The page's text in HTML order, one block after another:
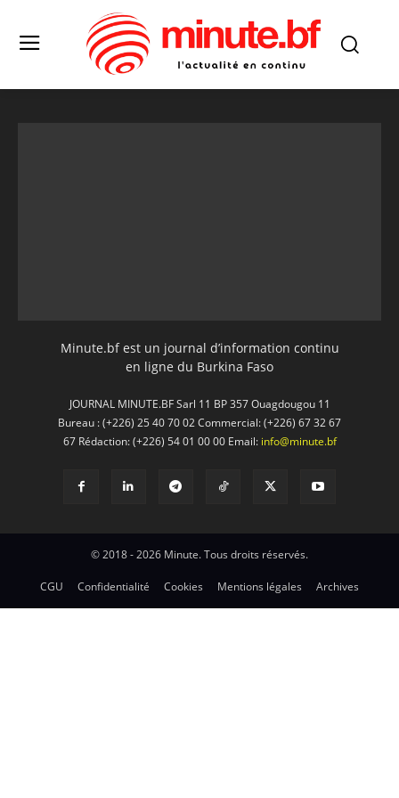
Minute.bf est un journal d’information continu
en ligne du Burkina Faso
JOURNAL MINUTE.BF Sarl 11 BP 357 Ouagdougou 11
Bureau : (+226) 25 40 70 02 Commercial: (+226) 67 32 67
67 Rédaction: (+226) 54 01 00 00 Email: info@minute.bf
© 2018 - 2026 Minute. Tous droits réservés.
CGU Confidentialité Cookies Mentions légales Archives